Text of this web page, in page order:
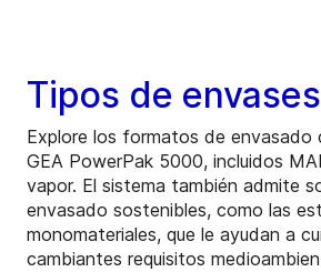
Tipos de envases
Explore los formatos de envasado
GEA PowerPak 5000, incluidos
vapor. El sistema también admite
envasado sostenibles, como las
monomateriales, que le ayudan a
cambiantes requisitos